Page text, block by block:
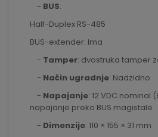
- BUS:
Half-Duplex RS-485
BUS-extender: Ima
- Tamper: dvostruka tamper
- Način ugradnje: Nadzidno
- Napajanje: 12 VDC nominal
napajanje preko BUS magistale
- Dimenzije: 110 × 155 × 31 mm